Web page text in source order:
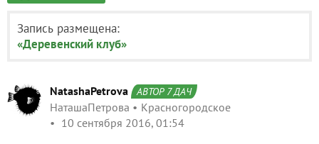
Запись размещена:
«Деревенский клуб»
NatashaPetrova АВТОР 7 ДАЧ
НаташаПетрова
Красногородское
10 сентября 2016, 01:54